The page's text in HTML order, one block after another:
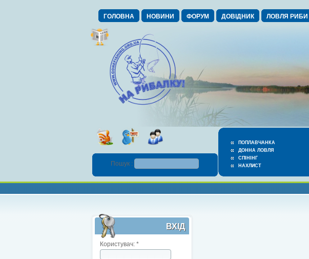
ГОЛОВНА НОВИНИ ФОРУМ ДОВІДНИК ЛОВЛЯ РИБИ
ПОПЛАВЧАНКА
ДОННА ЛОВЛЯ
СПІНІНГ
НАХЛИСТ
Пошук :
ВХІД
Користувач: *